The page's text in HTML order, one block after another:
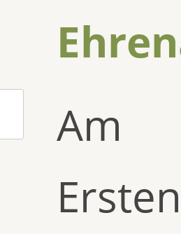
Am
Ersten